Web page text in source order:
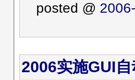
posted @
2006实施GUI